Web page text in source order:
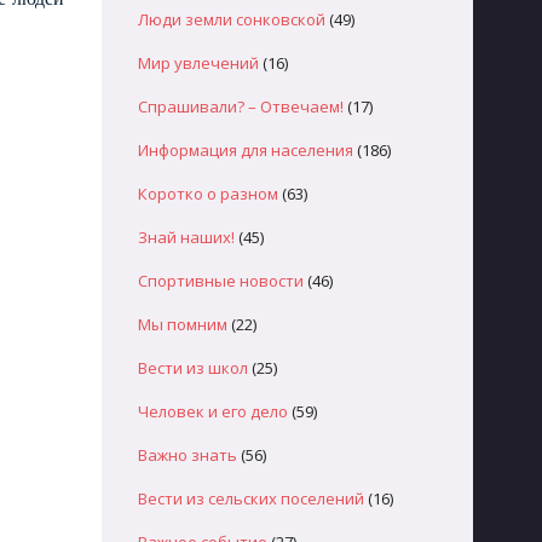
Люди земли сонковской (49)
Мир увлечений (16)
Спрашивали? – Отвечаем! (17)
Информация для населения (186)
Коротко о разном (63)
Знай наших! (45)
Спортивные новости (46)
Мы помним (22)
Вести из школ (25)
Человек и его дело (59)
Важно знать (56)
Вести из сельских поселений (16)